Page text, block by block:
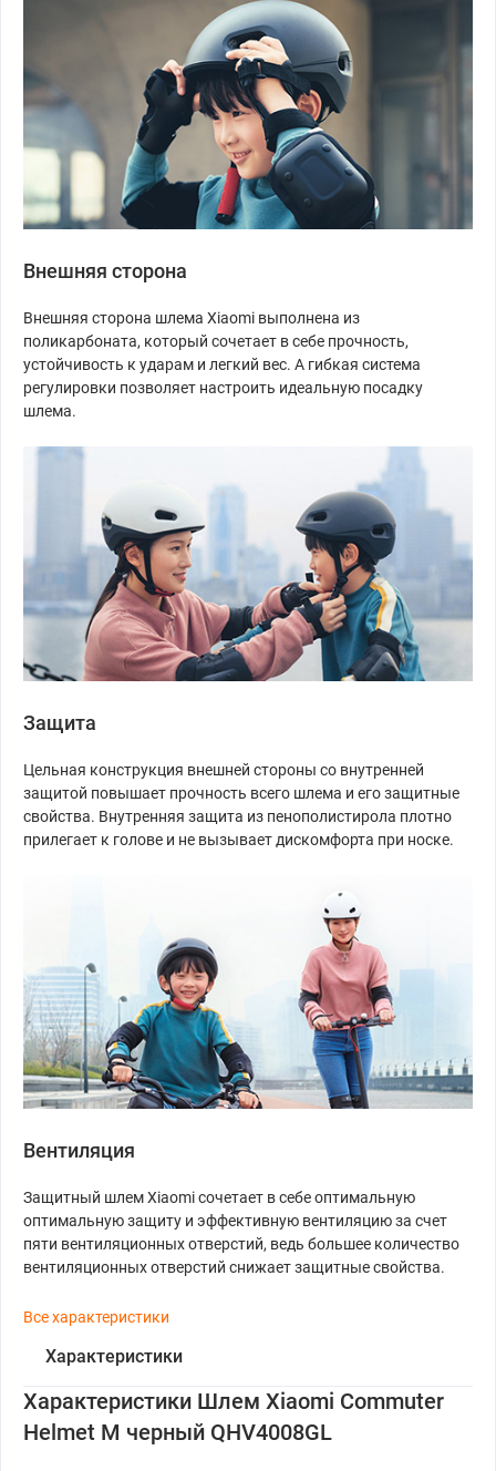
Внешняя сторона
Внешняя сторона шлема Xiaomi выполнена из
поликарбоната, который сочетает в себе прочность,
устойчивость к ударам и легкий вес. А гибкая система
регулировки позволяет настроить идеальную посадку
шлема.
Защита
Цельная конструкция внешней стороны со внутренней
защитой повышает прочность всего шлема и его защитные
свойства. Внутренняя защита из пенополистирола плотно
прилегает к голове и не вызывает дискомфорта при носке.
Вентиляция
Защитный шлем Xiaomi сочетает в себе оптимальную
оптимальную защиту и эффективную вентиляцию за счет
пяти вентиляционных отверстий, ведь большее количество
вентиляционных отверстий снижает защитные свойства.
Все характеристики
Характеристики
Характеристики Шлем Xiaomi Commuter
Helmet M черный QHV4008GL